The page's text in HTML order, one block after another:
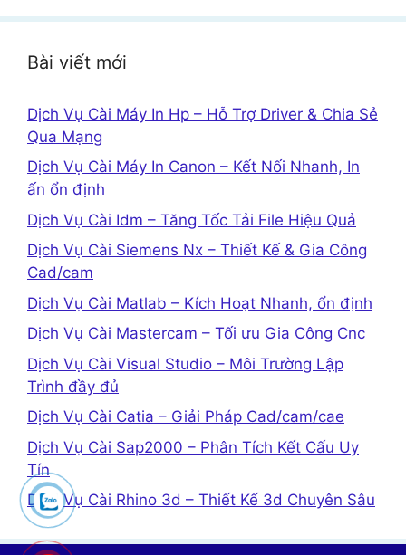
Bài viết mới
Dịch Vụ Cài Máy In Hp – Hỗ Trợ Driver & Chia Sẻ
Qua Mạng
Dịch Vụ Cài Máy In Canon – Kết Nối Nhanh, In
ấn ổn định
Dịch Vụ Cài Idm – Tăng Tốc Tải File Hiệu Quả
Dịch Vụ Cài Siemens Nx – Thiết Kế & Gia Công
Cad/cam
Dịch Vụ Cài Matlab – Kích Hoạt Nhanh, ổn định
Dịch Vụ Cài Mastercam – Tối ưu Gia Công Cnc
Dịch Vụ Cài Visual Studio – Môi Trường Lập
Trình đầy đủ
Dịch Vụ Cài Catia – Giải Pháp Cad/cam/cae
Dịch Vụ Cài Sap2000 – Phân Tích Kết Cấu Uy
Tín
Dịch Vụ Cài Rhino 3d – Thiết Kế 3d Chuyên Sâu